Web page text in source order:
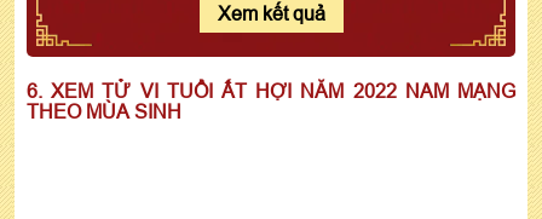
Xem kết quả
6. XEM TỬ VI TUỔI ẤT HỢI NĂM 2022 NAM MẠNG
THEO MÙA SINH